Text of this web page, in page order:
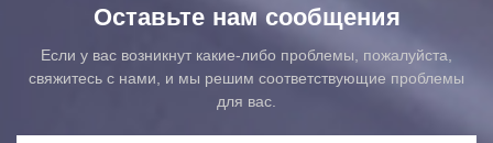
Оставьте нам сообщения
Если у вас возникнут какие-либо проблемы, пожалуйста,
свяжитесь с нами, и мы решим соответствующие проблемы
для вас.